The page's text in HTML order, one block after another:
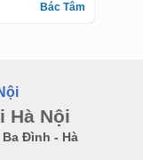
Bác Tâm
Hà Nội
Đình - Hà